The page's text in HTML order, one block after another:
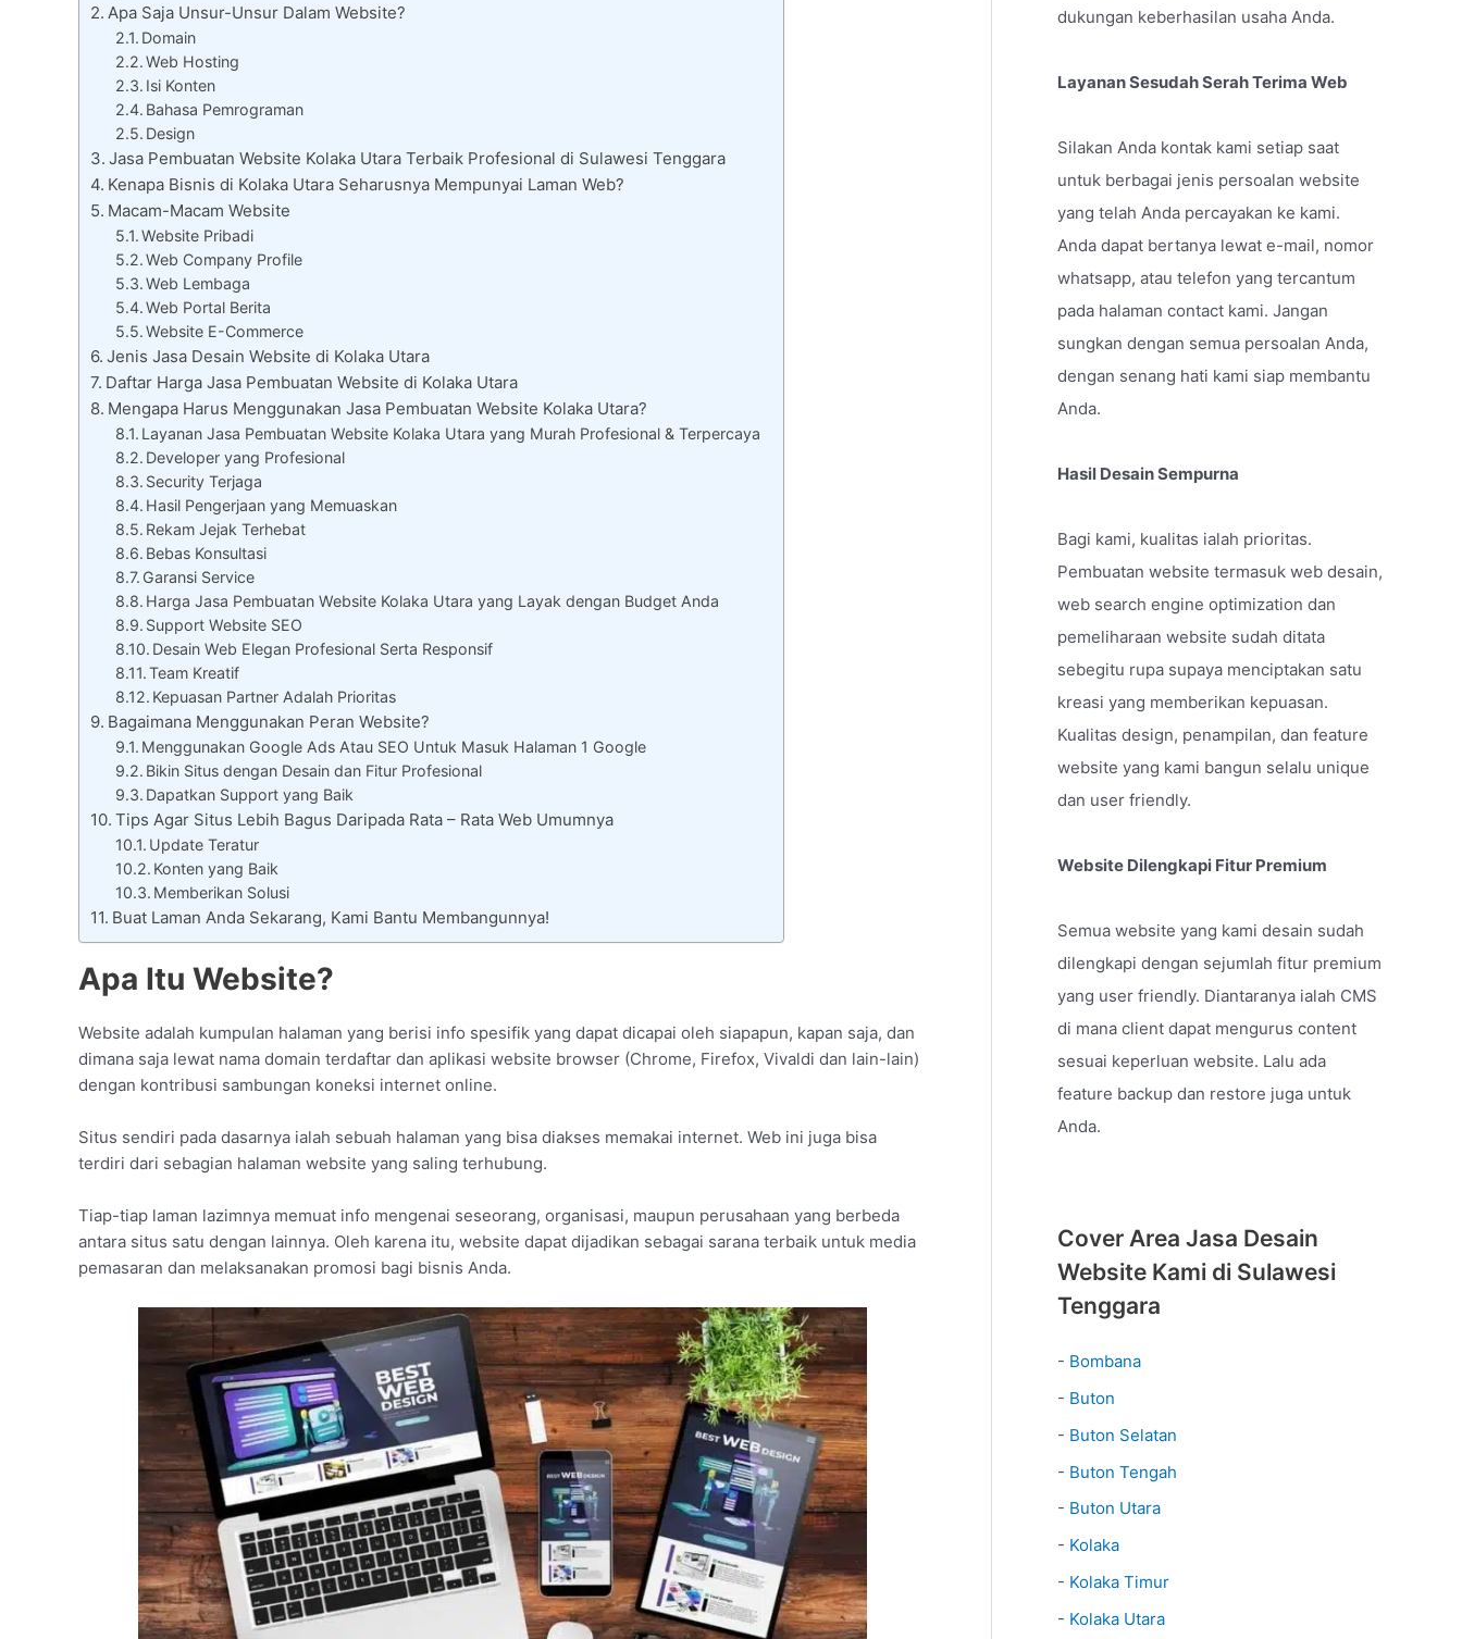
Apa Saja Unsur-Unsur Dalam Website?
Domain
Web Hosting
Isi Konten
Bahasa Pemrograman
Design
Jasa Pembuatan Website Kolaka Utara Terbaik Profesional di Sulawesi Tenggara
Kenapa Bisnis di Kolaka Utara Seharusnya Mempunyai Laman Web?
Macam-Macam Website
Website Pribadi
Web Company Profile
Web Lembaga
Web Portal Berita
Website E-Commerce
Jenis Jasa Desain Website di Kolaka Utara
Daftar Harga Jasa Pembuatan Website di Kolaka Utara
Mengapa Harus Menggunakan Jasa Pembuatan Website Kolaka Utara?
Layanan Jasa Pembuatan Website Kolaka Utara yang Murah Profesional & Terpercaya
Developer yang Profesional
Security Terjaga
Hasil Pengerjaan yang Memuaskan
Rekam Jejak Terhebat
Bebas Konsultasi
Garansi Service
Harga Jasa Pembuatan Website Kolaka Utara yang Layak dengan Budget Anda
Support Website SEO
Desain Web Elegan Profesional Serta Responsif
Team Kreatif
Kepuasan Partner Adalah Prioritas
Bagaimana Menggunakan Peran Website?
Menggunakan Google Ads Atau SEO Untuk Masuk Halaman 1 Google
Bikin Situs dengan Desain dan Fitur Profesional
Dapatkan Support yang Baik
Tips Agar Situs Lebih Bagus Daripada Rata – Rata Web Umumnya
Update Teratur
Konten yang Baik
Memberikan Solusi
Buat Laman Anda Sekarang, Kami Bantu Membangunnya!
Apa Itu Website?
Website adalah kumpulan halaman yang berisi info spesifik yang dapat dicapai oleh siapapun, kapan saja, dan
dimana saja lewat nama domain terdaftar dan aplikasi website browser (Chrome, Firefox, Vivaldi dan lain-lain)
dengan kontribusi sambungan koneksi internet online.
Situs sendiri pada dasarnya ialah sebuah halaman yang bisa diakses memakai internet. Web ini juga bisa
terdiri dari sebagian halaman website yang saling terhubung.
Tiap-tiap laman lazimnya memuat info mengenai seseorang, organisasi, maupun perusahaan yang berbeda
antara situs satu dengan lainnya. Oleh karena itu, website dapat dijadikan sebagai sarana terbaik untuk media
pemasaran dan melaksanakan promosi bagi bisnis Anda.
dukungan keberhasilan usaha Anda.
Layanan Sesudah Serah Terima Web
Silakan Anda kontak kami setiap saat
untuk berbagai jenis persoalan website
yang telah Anda percayakan ke kami.
Anda dapat bertanya lewat e-mail, nomor
whatsapp, atau telefon yang tercantum
pada halaman contact kami. Jangan
sungkan dengan semua persoalan Anda,
dengan senang hati kami siap membantu
Anda.
Hasil Desain Sempurna
Bagi kami, kualitas ialah prioritas.
Pembuatan website termasuk web desain,
web search engine optimization dan
pemeliharaan website sudah ditata
sebegitu rupa supaya menciptakan satu
kreasi yang memberikan kepuasan.
Kualitas design, penampilan, dan feature
website yang kami bangun selalu unique
dan user friendly.
Website Dilengkapi Fitur Premium
Semua website yang kami desain sudah
dilengkapi dengan sejumlah fitur premium
yang user friendly. Diantaranya ialah CMS
di mana client dapat mengurus content
sesuai keperluan website. Lalu ada
feature backup dan restore juga untuk
Anda.
Cover Area Jasa Desain
Website Kami di Sulawesi
Tenggara
- Bombana
- Buton
- Buton Selatan
- Buton Tengah
- Buton Utara
- Kolaka
- Kolaka Timur
- Kolaka Utara